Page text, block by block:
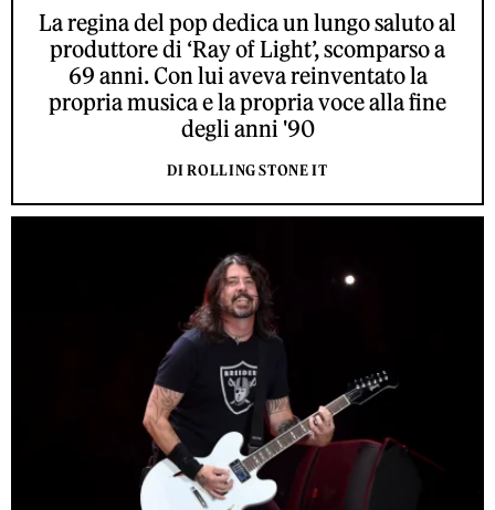
La regina del pop dedica un lungo saluto al
produttore di ‘Ray of Light’, scomparso a
69 anni. Con lui aveva reinventato la
propria musica e la propria voce alla fine
degli anni '90
DI ROLLING STONE IT